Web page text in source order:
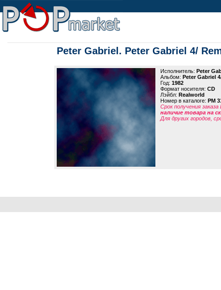
Peter Gabriel. Peter Gabriel 4/
Исполнитель: Peter
Альбом: Peter Gabriel
Год: 1982
Формат носителя: CD
Лэйбл: Realworld
Номер в каталоге: PM
Срок получения
наличие товара на
Для других городов,